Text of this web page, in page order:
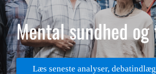
LOGIN FOR
Mental sundhed
Læs seneste analyser,